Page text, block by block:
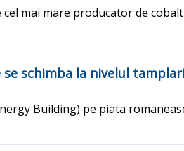
cel mai mare producator de
se schimba la nivelul
Building) pe piata